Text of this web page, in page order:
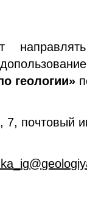
геологии»
7, почтовый
ig@